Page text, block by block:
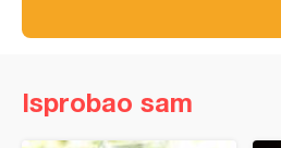
Isprobao sam